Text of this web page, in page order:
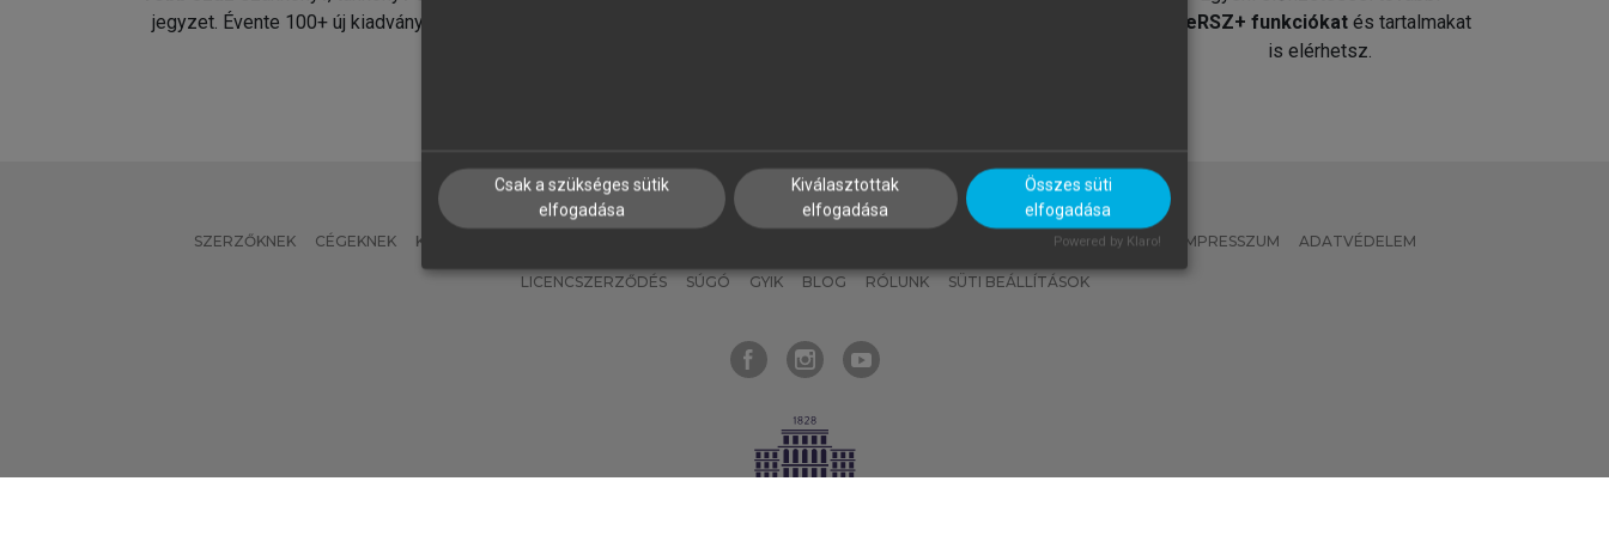
jegyzet. Évente 100+ új kiadvány.
MeRSZ+ funkciókat és tartalmakat
is elérhetsz.
SZERZŐKNEK CÉGEKNEK KÖNYVTÁROSOKNAK MI – ÁLTALÁNOS IRÁNYELVEK IMPRESSZUM ADATVÉDELEM
LICENCSZERZŐDÉS SÚGÓ GYIK BLOG RÓLUNK SÜTI BEÁLLÍTÁSOK
Csak a szükséges sütik
elfogadása
Kiválasztottak
elfogadása
Összes süti
elfogadása
Powered by Klaro!